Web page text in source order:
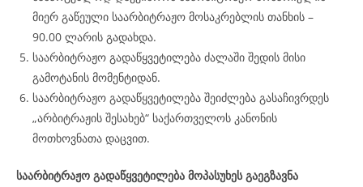
მიერ გაწეული საარბიტრაჟო მოსაკრებლის თანხის –
90.00 ლარის გადახდა.
საარბიტრაჟო გადაწყვეტილება ძალაში შედის მისი
გამოტანის მომენტიდან.
საარბიტრაჟო გადაწყვეტილება შეიძლება გასაჩივრდეს
„არბიტრაჟის შესახებ“ საქართველოს კანონის
მოთხოვნათა დაცვით.
საარბიტრაჟო გადაწყვეტილება მოპასუხეს გაეგზავნა